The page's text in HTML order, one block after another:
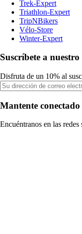
Trek-Expert
Triathlon-Expert
TripNBikers
Vélo-Store
Winter-Expert
Suscríbete a
Disfruta de un 10% al
Mantente conectado
Encuéntranos en las redes